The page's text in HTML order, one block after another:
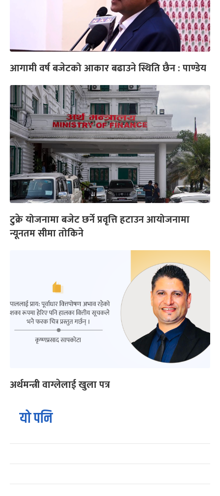
आगामी वर्ष बजेटको आकार बढाउने स्थिति छैन : पाण्डेय
टुक्रे योजनामा बजेट छर्ने प्रवृत्ति हटाउन आयोजनामा
न्यूनतम सीमा तोकिने
अर्थमन्त्री वाग्लेलाई खुला पत्र
यो पनि